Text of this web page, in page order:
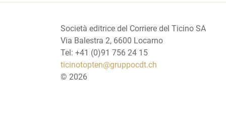
Società editrice del Corriere del Ticino SA
Via Balestra 2, 6600 Locarno
Tel: +41 (0)91 756 24 15
ticinotopten@gruppocdt.ch
© 2026